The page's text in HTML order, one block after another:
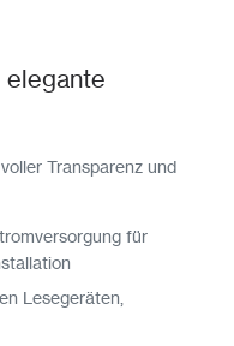
elegante
Transparenz und
für
Lesegeräten,